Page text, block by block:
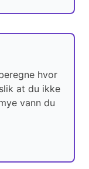
hvor
at du ikke
vann du